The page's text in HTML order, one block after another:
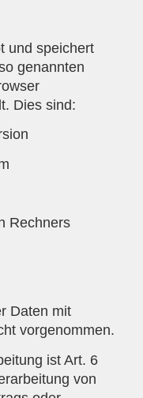
und speichert
genannten
Dies sind:
Rechners
Daten mit
vorgenommen.
ist Art. 6
von